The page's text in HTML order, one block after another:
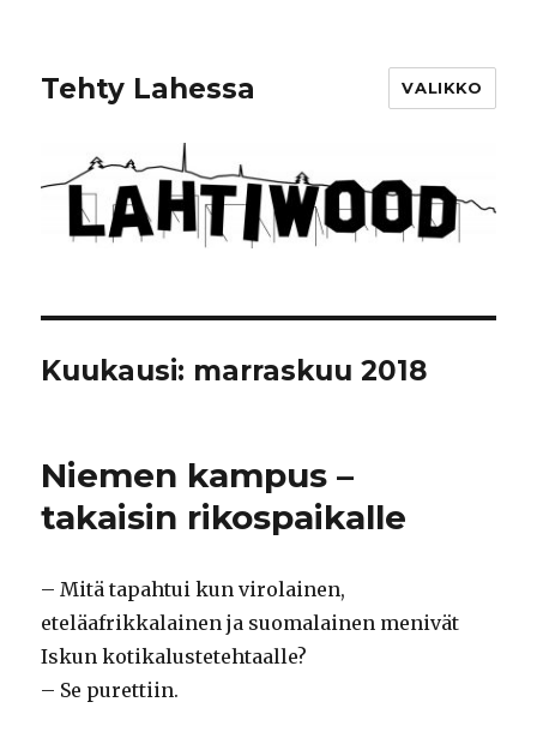
Tehty Lahessa VALIKKO
Kuukausi: marraskuu 2018
Niemen kampus –
takaisin rikospaikalle
– Mitä tapahtui kun virolainen,
eteläafrikkalainen ja suomalainen menivät
Iskun kotikalustetehtaalle?
– Se purettiin.